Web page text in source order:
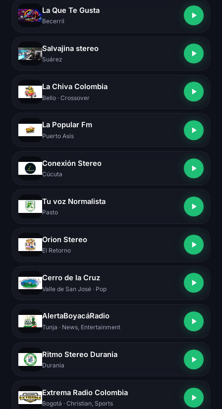
La Que Te Gusta
Becerril
Salvajina stereo
Suárez
La Chiva Colombia
Bello · Crossover
La Popular Fm
Puerto Asís
Conexión Stereo
Cúcuta
Tu voz Normalista
Pasto
Orion Stereo
El Retorno
Cerro de la Cruz
Valle de San José · Pop
AlertaBoyacáRadio
Tunja · News, Entertainment
Ritmo Stereo Durania
Durania
Extrema Radio Colombia
Bogotá · Christian, Sports